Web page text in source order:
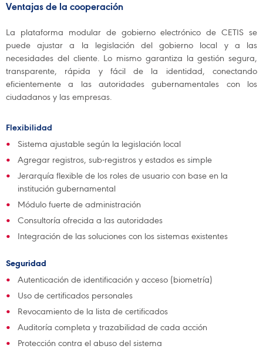
Ventajas de la cooperación
La plataforma modular de gobierno electrónico de CETIS se
puede ajustar a la legislación del gobierno local y a las
necesidades del cliente. Lo mismo garantiza la gestión segura,
transparente, rápida y fácil de la identidad, conectando
eficientemente a las autoridades gubernamentales con los
ciudadanos y las empresas.
Flexibilidad
Sistema ajustable según la legislación local
Agregar registros, sub-registros y estados es simple
Jerarquía flexible de los roles de usuario con base en la
institución gubernamental
Módulo fuerte de administración
Consultoría ofrecida a las autoridades
Integración de las soluciones con los sistemas existentes
Seguridad
Autenticación de identificación y acceso (biometría)
Uso de certificados personales
Revocamiento de la lista de certificados
Auditoría completa y trazabilidad de cada acción
Protección contra el abuso del sistema